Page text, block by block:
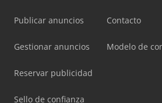
Publicar anuncios
Gestionar anuncios
Reservar publicidad
Sello de confianza
Contacto
Modelo de